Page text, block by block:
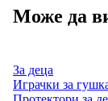
Може да
За деца
Играчки за